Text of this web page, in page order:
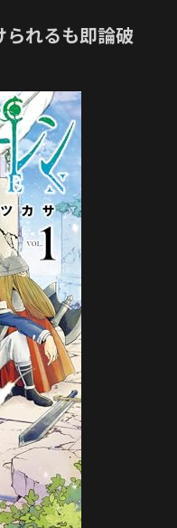
られるも即論破